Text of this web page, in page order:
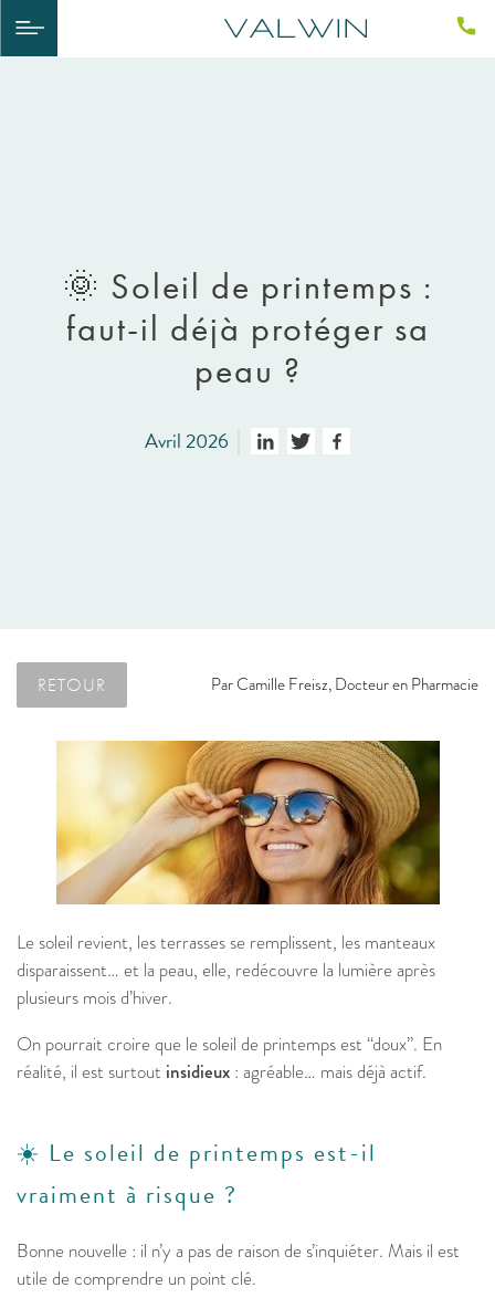
🌞 Soleil de printemps :
faut-il déjà protéger sa
peau ?
Avril 2026
RETOUR ParCamille Freisz, Docteur en Pharmacie
Le soleil revient, les terrasses se remplissent, les manteaux
disparaissent… et la peau, elle, redécouvre la lumière après
plusieurs mois d’hiver.
On pourrait croire que le soleil de printemps est “doux”. En
réalité, il est surtout insidieux : agréable… mais déjà actif.
☀️ Le soleil de printemps est-il
vraiment à risque ?
Bonne nouvelle : il n’y a pas de raison de s’inquiéter. Mais il est
utile de comprendre un point clé.